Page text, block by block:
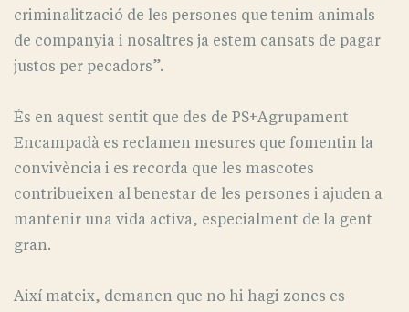
criminalització de les persones que tenim animals
de companyia i nosaltres ja estem cansats de pagar
justos per pecadors”.
És en aquest sentit que des de PS+Agrupament
Encampadà es reclamen mesures que fomentin la
convivència i es recorda que les mascotes
contribueixen al benestar de les persones i ajuden a
mantenir una vida activa, especialment de la gent
gran.
Així mateix, demanen que no hi hagi zones es